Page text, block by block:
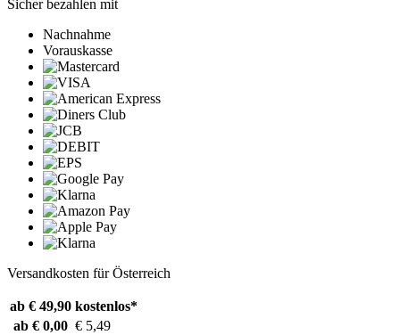
Sicher bezahlen mit
Nachnahme
Vorauskasse
Versandkosten für Österreich
ab € 49,90 kostenlos*
ab € 0,00 € 5,49